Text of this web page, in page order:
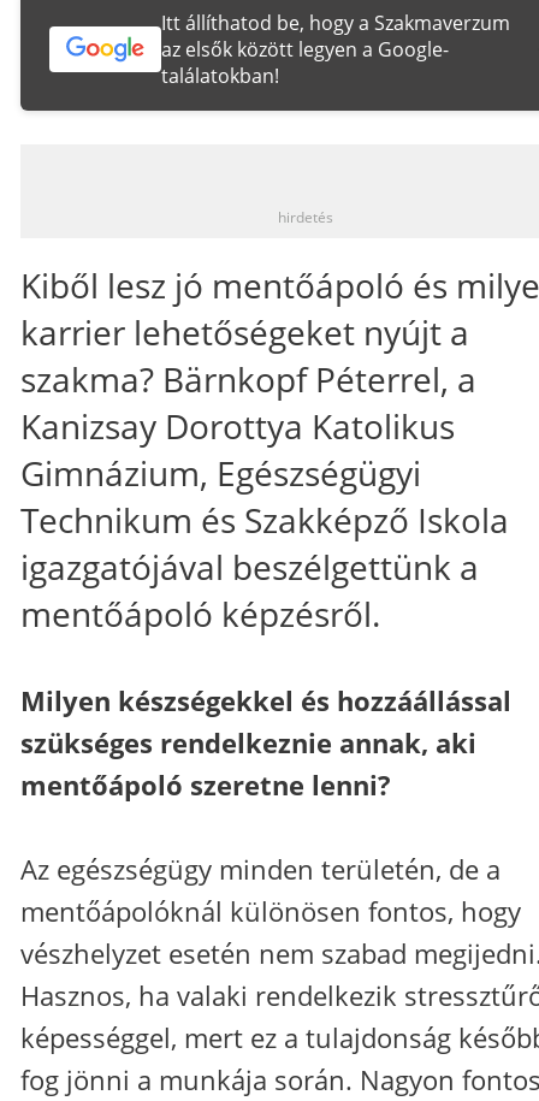
Itt állíthatod be, hogy a Szakmaverzum
az elsők között legyen a Google-
találatokban!
hirdetés
Kiből lesz jó mentőápoló és
karrier lehetőségeket nyújt a
szakma? Bärnkopf Péterrel, a
Kanizsay Dorottya Katolikus
Gimnázium, Egészségügyi
Technikum és Szakképző Iskola
igazgatójával beszélgettünk a
mentőápoló képzésről.
Milyen készségekkel és hozzáállással
szükséges rendelkeznie annak, aki
mentőápoló szeretne lenni?
Az egészségügy minden területén, de a
mentőápolóknál különösen fontos, hogy
vészhelyzet esetén nem szabad
Hasznos, ha valaki rendelkezik
képességgel, mert ez a tulajdonság
fog jönni a munkája során. Nagyon